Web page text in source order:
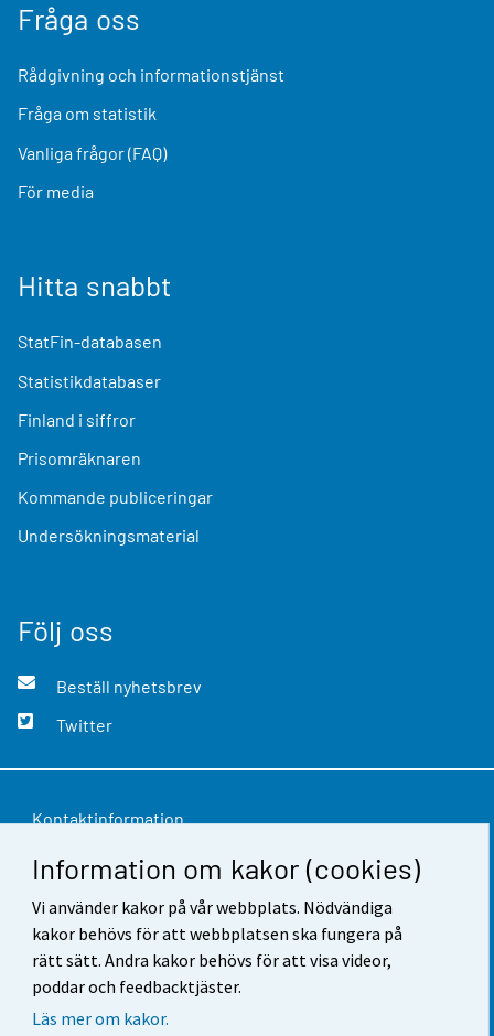
Information om kakor (cookies)
Vi använder kakor på vår webbplats. Nödvändiga
kakor behövs för att webbplatsen ska fungera på
rätt sätt. Andra kakor behövs för att visa videor,
poddar och feedbacktjäster.
Läs mer om kakor.
Fråga oss
Rådgivning och informationstjänst
Fråga om statistik
Vanliga frågor (FAQ)
För media
Hitta snabbt
StatFin-databasen
Statistikdatabaser
Finland i siffror
Prisomräknaren
Kommande publiceringar
Undersökningsmaterial
Följ oss
Beställ nyhetsbrev
Twitter
Kontaktinformation
Respons
Användarvillkor
Dataskydd
Tillgänglighet